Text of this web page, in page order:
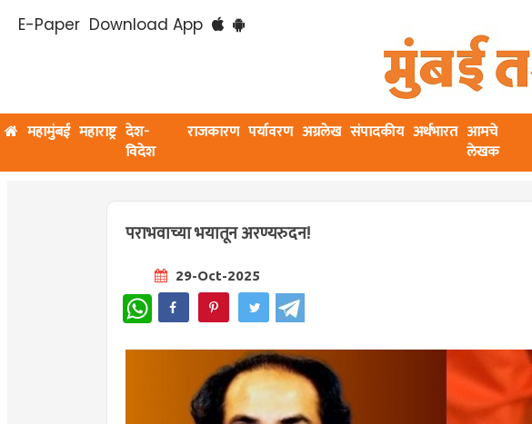
E-Paper Download App
महामुंबई महाराष्ट्र देश-
विदेश
राजकारण पर्यावरण अग्रलेख संपादकीय अर्थभारत आमचे
लेखक
पराभवाच्या भयातून अरण्यरुदन!
29-Oct-2025
WhatsApp